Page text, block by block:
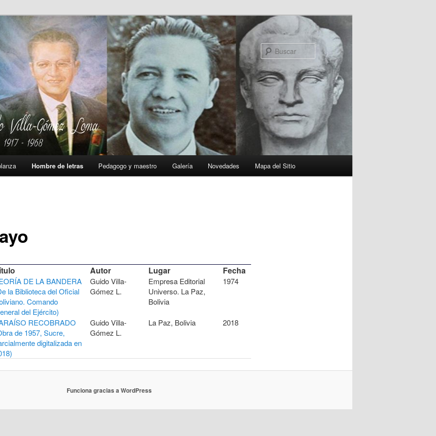
Buscar
Hombre de letras Pedagogo y maestro Galería Novedades Mapa del Sitio
Autor Lugar Fecha
DE LA BANDERA
la Biblioteca del Oficial
Comando
del Ejército)
Guido Villa-
Gómez L.
Empresa Editorial
Universo. La Paz,
Bolivia
1974
RECOBRADO
de 1957, Sucre,
digitalizada en
Guido Villa-
Gómez L.
La Paz, Bolivia 2018
Funciona gracias a WordPress